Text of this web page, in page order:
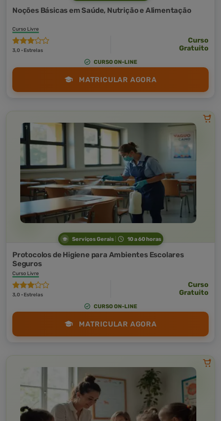
Noções Básicas em Saúde, Nutrição e Alimentação
Curso Livre
3,0 · Estrelas
Curso
Gratuito
CURSO ON-LINE
MATRICULAR AGORA
Serviços Gerais 10 a 60 horas
Protocolos de Higiene para Ambientes Escolares
Seguros
Curso Livre
3,0 · Estrelas
Curso
Gratuito
CURSO ON-LINE
MATRICULAR AGORA